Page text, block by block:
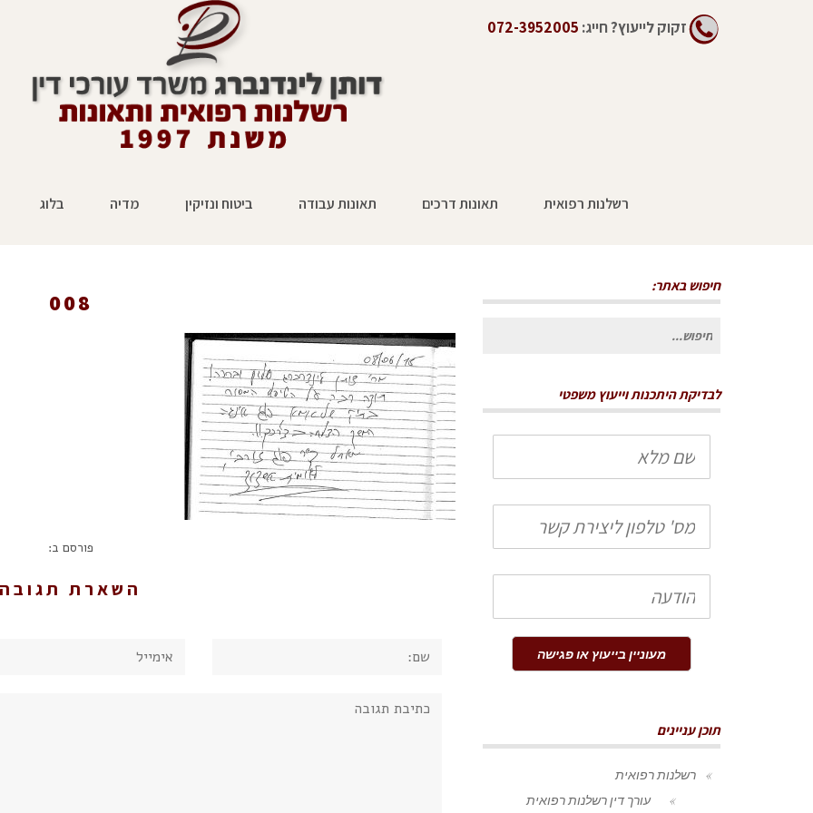
זקוק לייעוץ?חייג: 072-3952005
רשלנות רפואית תאונות דרכים תאונות עבודה ביטוח ונזיקין מדיה בלוג
008
פורסם ב:
השארת תגובה
חיפוש באתר:
חיפוש
לבדיקת היתכנות וייעוץ משפטי
שם
מלא
טלפון
הודעה
מעוניין בייעוץ או פגישה
תוכן עניינים
רשלנות רפואית
עורך דין רשלנות רפואית